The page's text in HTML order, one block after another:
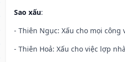
Sao xấu:
- Thiên Ngục: Xấu cho mọi công
- Thiên Hoả: Xấu cho việc lợp